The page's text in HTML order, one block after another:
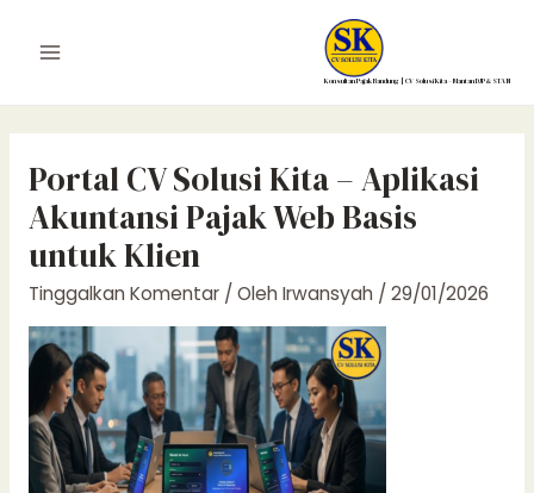
Main
Menu
Konsultan Pajak Bandung | CV Solusi Kita – Mantan DJP & STAN
Portal CV Solusi Kita – Aplikasi
Akuntansi Pajak Web Basis
untuk Klien
Tinggalkan Komentar / OlehIrwansyah / 29/01/2026